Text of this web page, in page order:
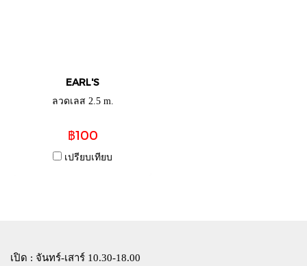
EARL'S
ลวดเลส 2.5 m.
฿100
เปรียบเทียบ
เปิด : จันทร์-เสาร์ 10.30-18.00